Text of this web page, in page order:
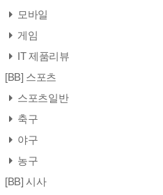
모바일
게임
IT 제품리뷰
[BB] 스포츠
스포츠일반
축구
야구
농구
[BB] 시사